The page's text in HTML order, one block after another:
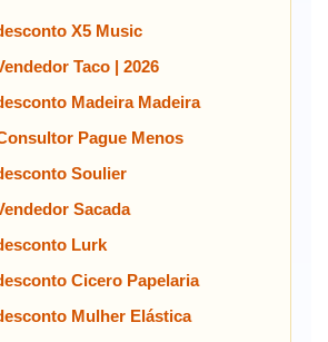
X5 Music
Taco | 2026
Madeira Madeira
Pague Menos
Soulier
Sacada
Lurk
Cicero Papelaria
Mulher Elástica